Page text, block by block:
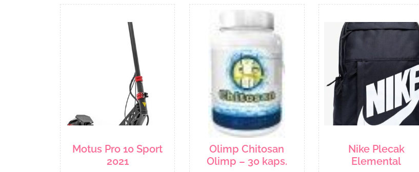
Motus Pro 10 Sport
2021
Olimp Chitosan
Olimp – 30 kaps.
Nike Plecak
Elemental